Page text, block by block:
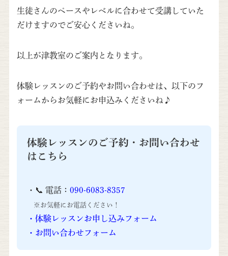
生徒さんのペースやレベルに合わせて受講していた
だけますのでご安心くださいね。
以上が津教室のご案内となります。
体験レッスンのご予約やお問い合わせは、以下のフ
ォームからお気軽にお申込みくださいね♪
体験レッスンのご予約・お問い合わせ
はこちら
・📞 電話： 090-6083-8357
※お気軽にお電話ください！
・ 体験レッスンお申し込みフォーム
・ お問い合わせフォーム